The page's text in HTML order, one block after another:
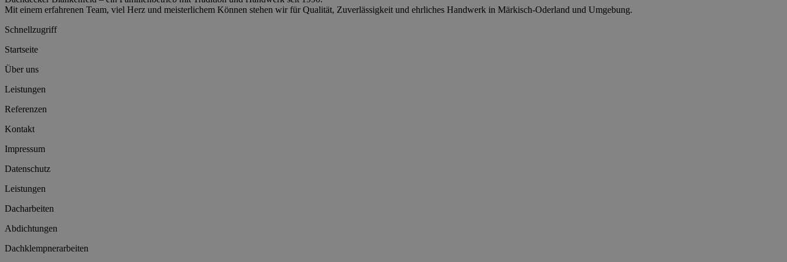
Mit einem erfahrenen Team, viel Herz und meisterlichem Können stehen wir für Qualität, Zuverlässigkeit und ehrliches Handwerk in Märkisch-Oderland und Umgebung.
Schnellzugriff
Startseite
Über uns
Leistungen
Referenzen
Kontakt
Impressum
Datenschutz
Leistungen
Dacharbeiten
Abdichtungen
Dachklempnerarbeiten